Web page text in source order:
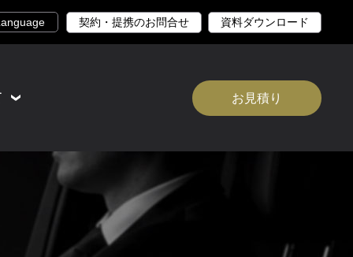
契約・提携のお問合せ 資料ダウンロード
お見積り